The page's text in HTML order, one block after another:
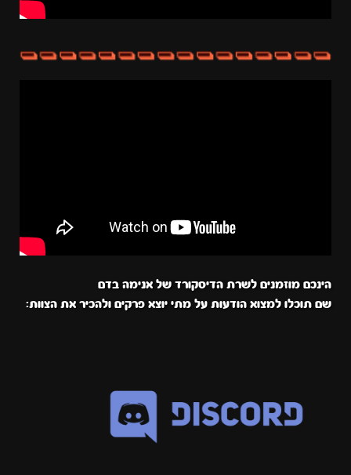
הינכם מוזמנים לשרת הדיסקורד של אנימה בדם
שם תוכלו למצוא הודעות על מתי יוצא פרקים ולהכיר את הצוות: